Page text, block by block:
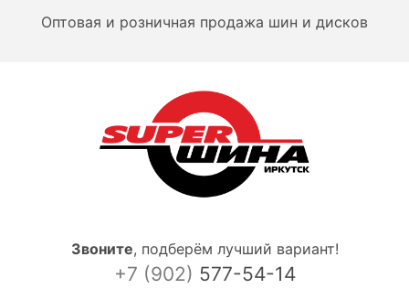
Оптовая и розничная продажа шин и дисков
Звоните, подберём лучший вариант!
+7 (902) 577-54-14